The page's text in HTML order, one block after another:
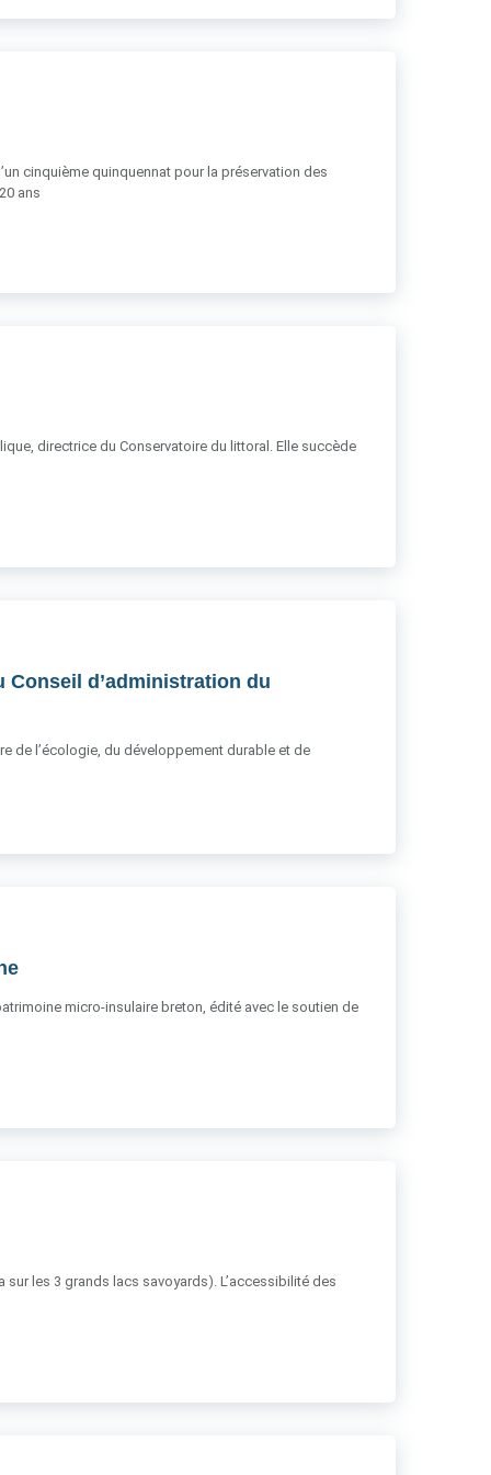
cinquième quinquennat pour la préservation des
ans
directrice du Conservatoire du littoral. Elle succède
Conseil d’administration du
de l’écologie, du développement durable et de
micro-insulaire breton, édité avec le soutien de
les 3 grands lacs savoyards). L’accessibilité des